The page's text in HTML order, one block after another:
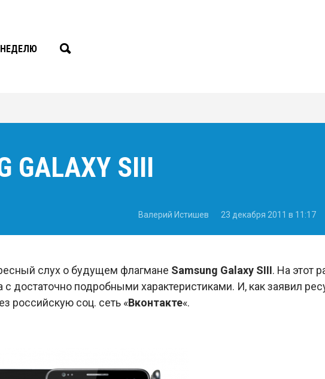
НЕДЕЛЮ
GALAXY SIII
Валерий Истишев 23 декабря 2011 в 11:17
слух о будущем флагмане Samsung Galaxy SIII. На этот
достаточно подробными характеристиками. И, как заявил
российскую соц. сеть «Вконтакте«.